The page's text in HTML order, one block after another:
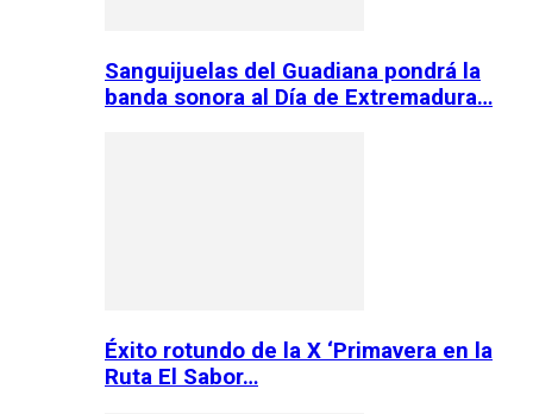
Sanguijuelas del Guadiana pondrá la
banda sonora al Día de Extremadura…
Éxito rotundo de la X ‘Primavera en la
Ruta El Sabor…